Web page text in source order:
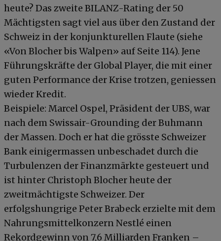
heute? Das zweite BILANZ-Rating der 50
Mächtigsten sagt viel aus über den Zustand der
Schweiz in der konjunkturellen Flaute (siehe
«Von Blocher bis Walpen» auf Seite 114). Jene
Führungskräfte der Global Player, die mit einer
guten Performance der Krise trotzen, geniessen
wieder Kredit.
Beispiele: Marcel Ospel, Präsident der UBS, war
nach dem Swissair-Grounding der Buhmann
der Massen. Doch er hat die grösste Schweizer
Bank einigermassen unbeschadet durch die
Turbulenzen der Finanzmärkte gesteuert und
ist hinter Christoph Blocher heute der
zweitmächtigste Schweizer. Der
erfolgshungrige Peter Brabeck erzielte mit dem
Nahrungsmittelkonzern Nestlé einen
Rekordgewinn von 7,6 Milliarden Franken –